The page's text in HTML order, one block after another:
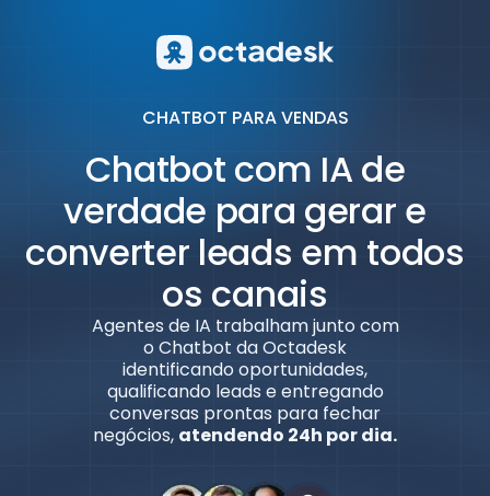
CHATBOT PARA VENDAS
Chatbot com IA de
verdade para gerar e
converter leads em todos
os canais
Agentes de IA trabalham junto com
o Chatbot da Octadesk
identificando oportunidades,
qualificando leads e entregando
conversas prontas para fechar
negócios, atendendo 24h por dia.
Online agora